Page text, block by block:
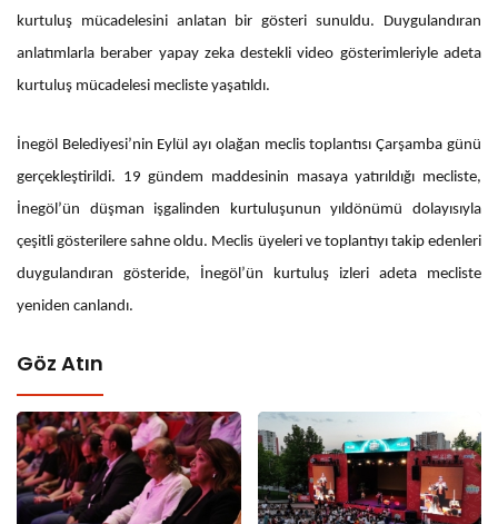
kurtuluş mücadelesini anlatan bir gösteri sunuldu. Duygulandıran
anlatımlarla beraber yapay zeka destekli video gösterimleriyle adeta
kurtuluş mücadelesi mecliste yaşatıldı.
İnegöl Belediyesi’nin Eylül ayı olağan meclis toplantısı Çarşamba günü
gerçekleştirildi. 19 gündem maddesinin masaya yatırıldığı mecliste,
İnegöl’ün düşman işgalinden kurtuluşunun yıldönümü dolayısıyla
çeşitli gösterilere sahne oldu. Meclis üyeleri ve toplantıyı takip edenleri
duygulandıran gösteride, İnegöl’ün kurtuluş izleri adeta mecliste
yeniden canlandı.
Göz Atın